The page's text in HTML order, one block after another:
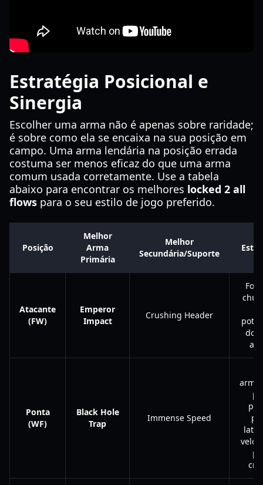
Estratégia Posicional e
Sinergia
Escolher uma arma não é apenas sobre raridade;
é sobre como ela se encaixa na sua posição em
campo. Uma arma lendária na posição errada
costuma ser menos eficaz do que uma arma
comum usada corretamente. Use a tabela
abaixo para encontrar os melhores locked 2 all
flows para o seu estilo de jogo preferido.
Posição
Melhor
Arma
Primária
Melhor
Secundária/Suporte
Atacante
(FW)
Emperor
Impact
Crushing Header
Ponta
(WF)
Black Hole
Trap
Immense Speed